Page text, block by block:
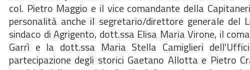
col. Pietro Maggio e il vice comandante della
personalità anche il segretario/direttore generale del
sindaco di Agrigento, dott.ssa Elisa Maria Virone, il
Garrì e la dott.ssa Maria Stella Camiglieri
partecipazione degli storici Gaetano Allotta e Pietro